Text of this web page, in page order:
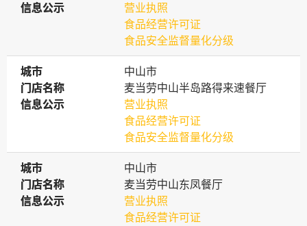
信息公示
信息公示
营业执照
食品经营许可证
食品安全监督量化分级
城市
城市
中山市
门店名称
门店名称
麦当劳中山半岛路得来速餐厅
信息公示
信息公示
营业执照
食品经营许可证
食品安全监督量化分级
城市
城市
中山市
门店名称
门店名称
麦当劳中山东凤餐厅
信息公示
信息公示
营业执照
食品经营许可证